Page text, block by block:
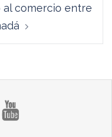
al comercio entre